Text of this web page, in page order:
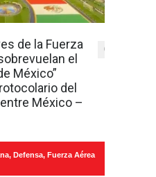
de la Fuerza
el
México”
del
México –
0
, Defensa, Fuerza Aérea